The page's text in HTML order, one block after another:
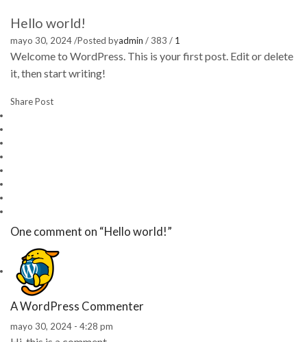
Hello world!
mayo 30, 2024/Posted byadmin / 383 / 1
Welcome to WordPress. This is your first post. Edit or delete
it, then start writing!
Share Post
One comment on “Hello world!”
A WordPress Commenter
mayo 30, 2024 - 4:28 pm